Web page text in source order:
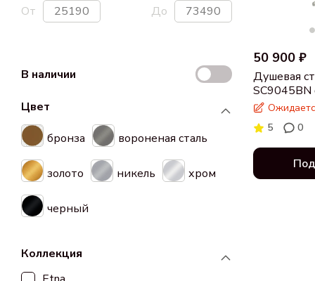
От
До
В наличии
Цвет
бронза вороненая сталь
золото никель хром
черный
Коллекция
50 900 ₽
Душевая
SC9045BN
5
0